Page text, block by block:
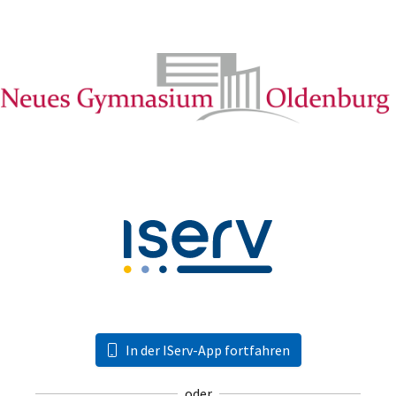
In der IServ-App fortfahren